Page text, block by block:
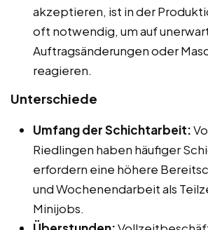
akzeptieren, ist in der
oft notwendig, um auf
Auftragsänderungen oder
reagieren.
Unterschiede
Umfang der Schichtarbeit:
Riedlingen haben häufiger
erfordern eine höhere
und Wochenendarbeit als
Minijobs.